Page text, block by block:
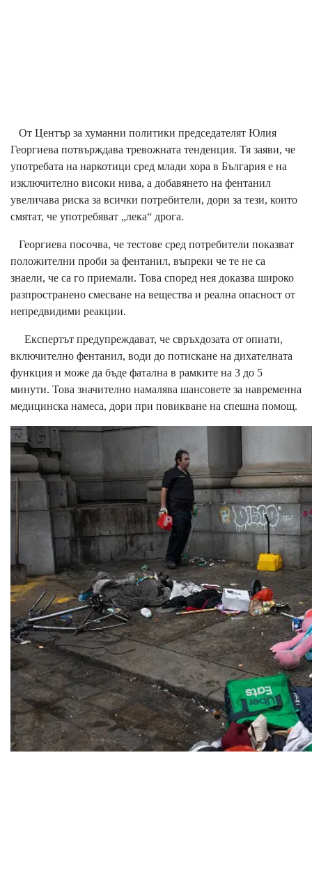
От Център за хуманни политики председателят Юлия
Георгиева потвърждава тревожната тенденция. Тя заяви, че
употребата на наркотици сред млади хора в България е на
изключително високи нива, а добавянето на фентанил
увеличава риска за всички потребители, дори за тези, които
смятат, че употребяват „лека“ дрога.
Георгиева посочва, че тестове сред потребители показват
положителни проби за фентанил, въпреки че те не са
знаели, че са го приемали. Това според нея доказва широко
разпространено смесване на вещества и реална опасност от
непредвидими реакции.
Експертът предупреждават, че свръхдозата от опиати,
включително фентанил, води до потискане на дихателната
функция и може да бъде фатална в рамките на 3 до 5
минути. Това значително намалява шансовете за навременна
медицинска намеса, дори при повикване на спешна помощ.